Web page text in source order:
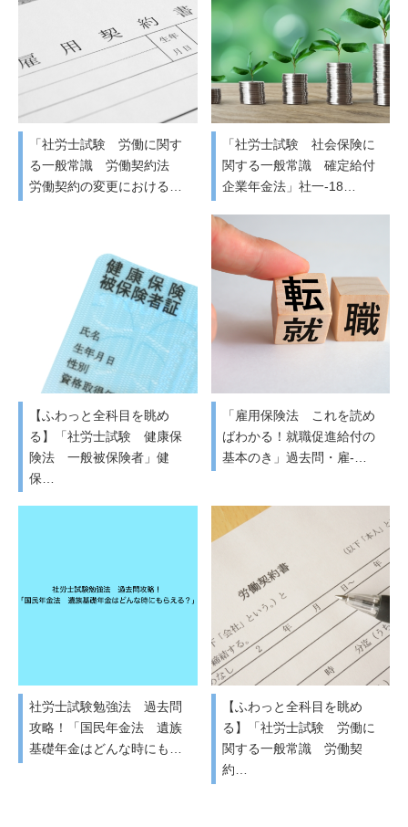
「社労士試験 労働に関す
る一般常識 労働契約法
労働契約の変更における…
「社労士試験 社会保険に
関する一般常識 確定給付
企業年金法」社一-18…
【ふわっと全科目を眺め
る】「社労士試験 健康保
険法 一般被保険者」健
保…
「雇用保険法 これを読め
ばわかる！就職促進給付の
基本のき」過去問・雇-…
社労士試験勉強法 過去問
攻略！「国民年金法 遺族
基礎年金はどんな時にも…
【ふわっと全科目を眺め
る】「社労士試験 労働に
関する一般常識 労働契
約…